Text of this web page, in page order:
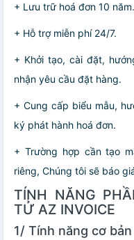
+ Lưu trữ hoá đơn 10
+ Hỗ trợ miễn phí 24/7.
+ Khởi tạo, cài đặt,
nhận yêu cầu đặt hàng.
+ Cung cấp biểu mẫu,
ký phát hành hoá đơn.
+ Trường hợp cần tạo
riêng, Chúng tôi sẽ báo
TÍNH NĂNG
TỬ AZ INVOICE
1/ Tính năng cơ bản